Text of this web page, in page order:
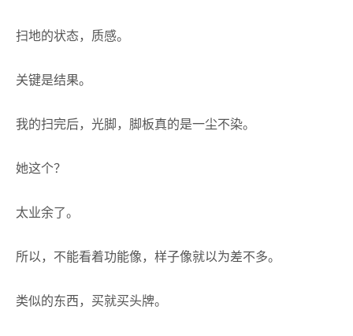
扫地的状态，质感。
关键是结果。
我的扫完后，光脚，脚板真的是一尘不染。
她这个？
太业余了。
所以，不能看着功能像，样子像就以为差不多。
类似的东西，买就买头牌。